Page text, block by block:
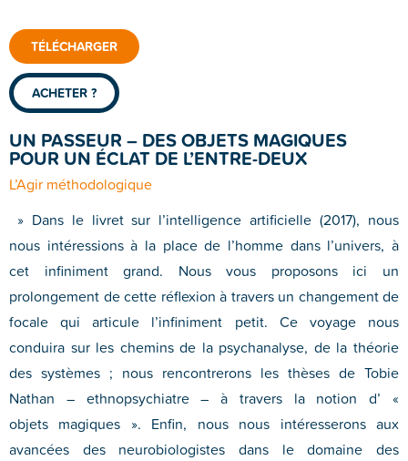
TÉLÉCHARGER
ACHETER ?
UN PASSEUR – DES OBJETS MAGIQUES
POUR UN ÉCLAT DE L’ENTRE-DEUX
L’Agir méthodologique
» Dans le livret sur l’intelligence artificielle (2017), nous
nous intéressions à la place de l’homme dans l’univers, à
cet infiniment grand. Nous vous proposons ici un
prolongement de cette réflexion à travers un changement de
focale qui articule l’infiniment petit. Ce voyage nous
conduira sur les chemins de la psychanalyse, de la théorie
des systèmes ; nous rencontrerons les thèses de Tobie
Nathan – ethnopsychiatre – à travers la notion d’ «
objets magiques ». Enfin, nous nous intéresserons aux
avancées des neurobiologistes dans le domaine des